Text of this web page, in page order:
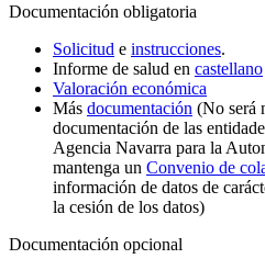
Documentación obligatoria
Solicitud e instrucciones.
Informe de salud en castellano
Valoración económica
Más documentación (No será
documentación de las
Agencia Navarra para la
mantenga un Convenio de
información de datos de
la cesión de los datos)
Documentación opcional